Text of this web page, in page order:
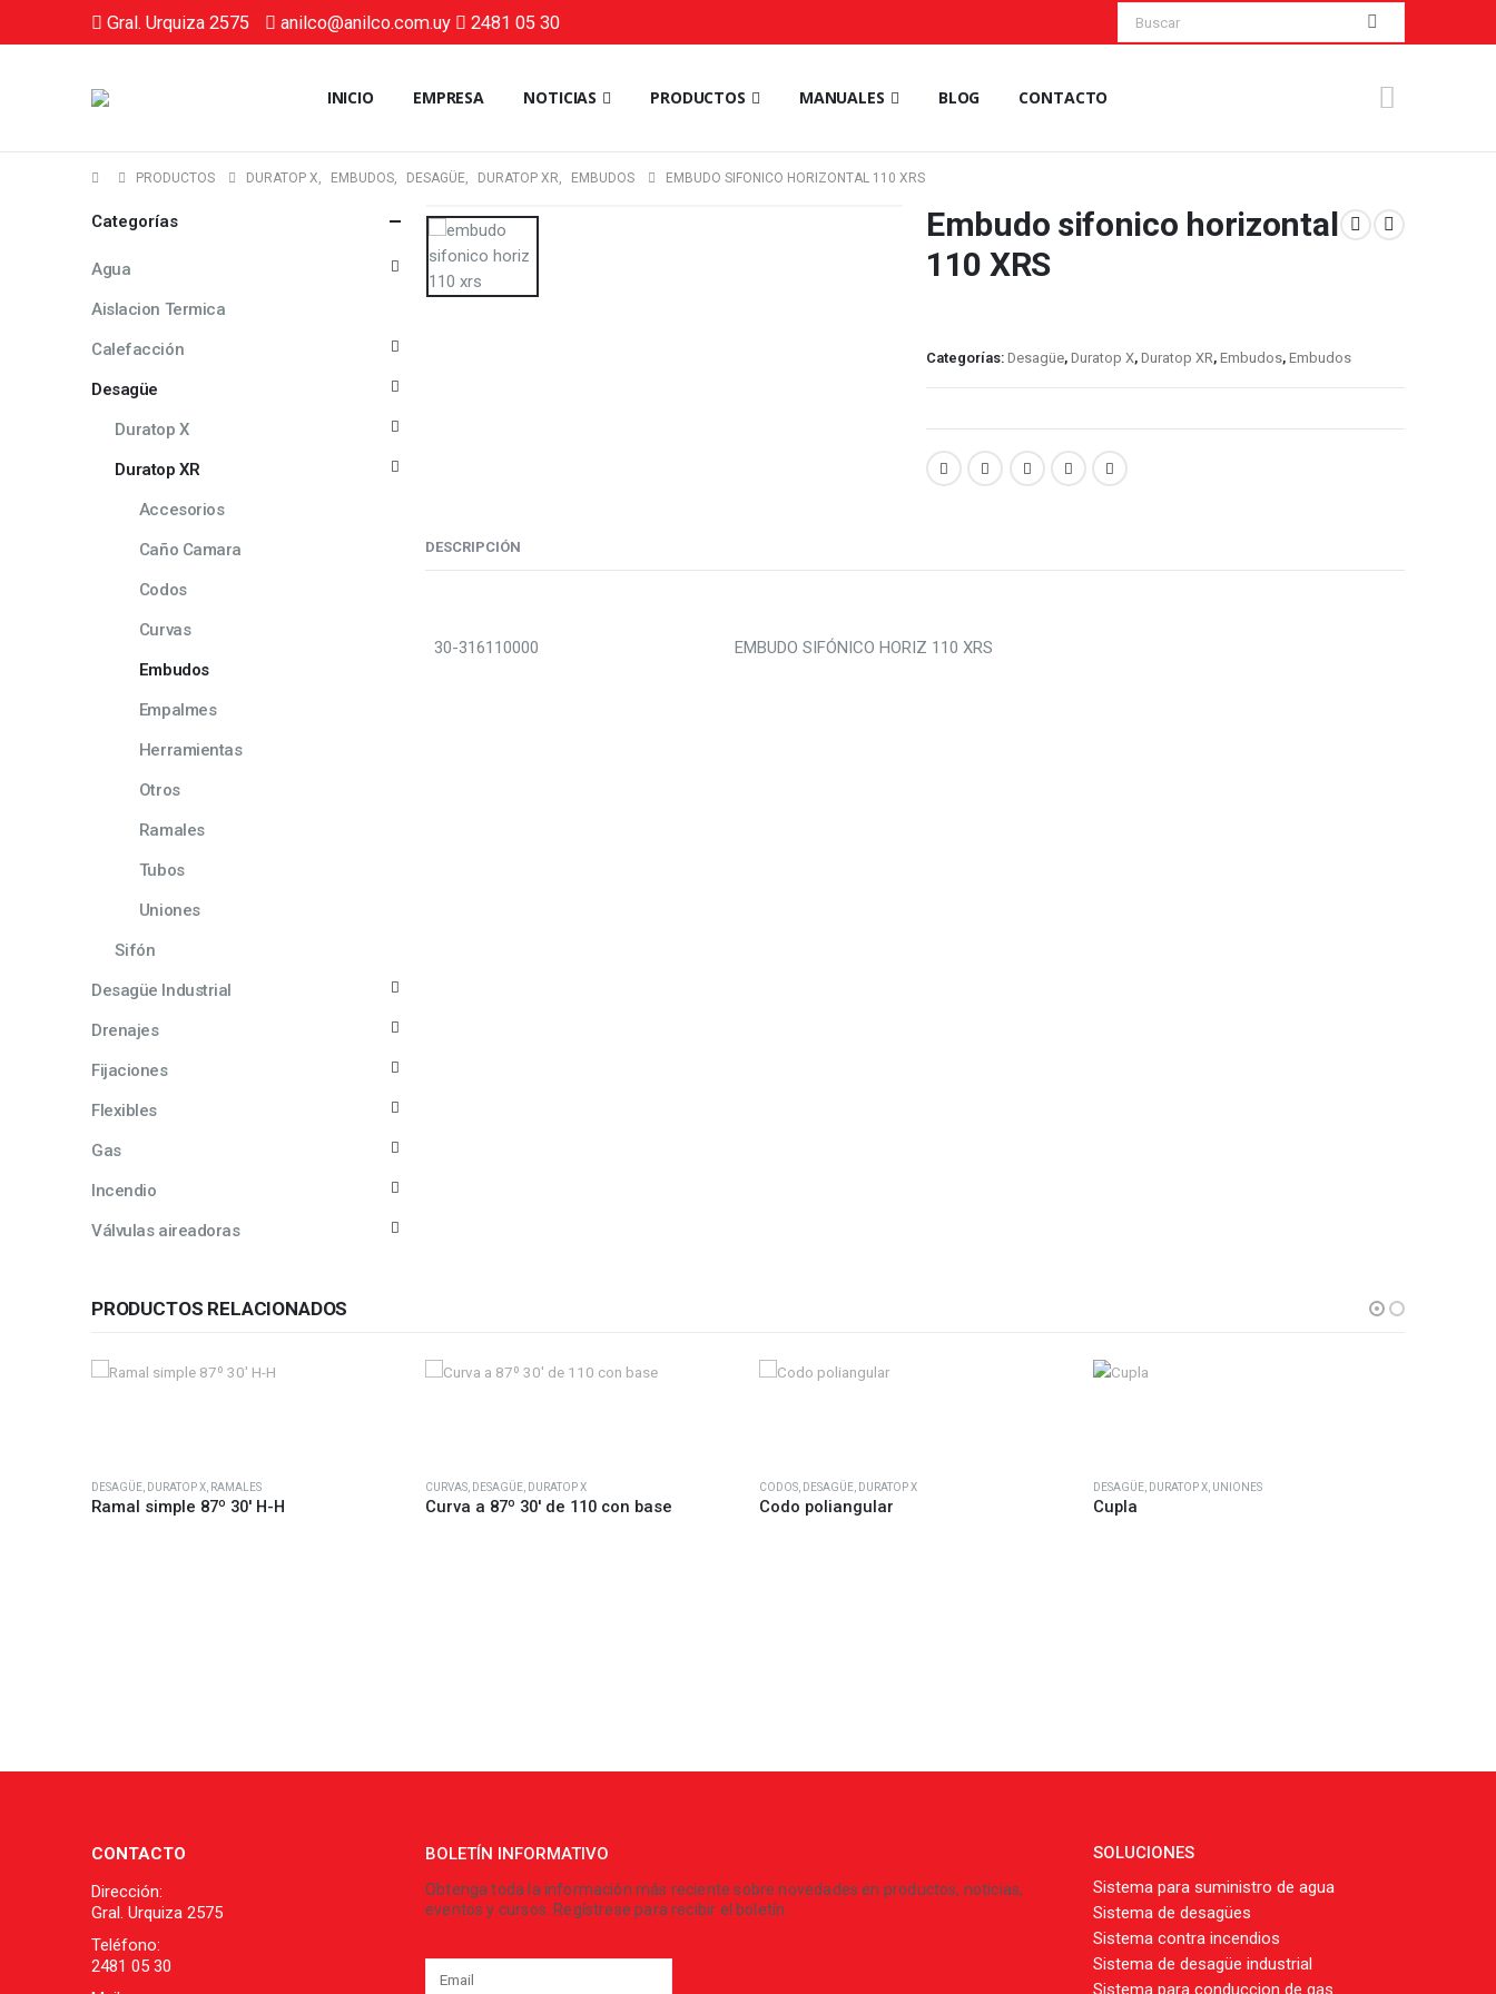
Gral. Urquiza 2575 anilco@anilco.com.uy 2481 05 30
INICIO EMPRESA NOTICIAS PRODUCTOS MANUALES BLOG CONTACTO
PRODUCTOS DURATOP X, EMBUDOS, DESAGÜE, DURATOP XR, EMBUDOS EMBUDO SIFONICO HORIZONTAL 110 XRS
Embudo sifonico horizontal
110 XRS
Categorías: Desagüe, Duratop X, Duratop XR, Embudos, Embudos
DESCRIPCIÓN
30-316110000 EMBUDO SIFÓNICO HORIZ 110 XRS
Categorías
Agua
Aislacion Termica
Calefacción
Desagüe
Duratop X
Duratop XR
Accesorios
Caño Camara
Codos
Curvas
Embudos
Empalmes
Herramientas
Otros
Ramales
Tubos
Uniones
Sifón
Desagüe Industrial
Drenajes
Fijaciones
Flexibles
Gas
Incendio
Válvulas aireadoras
PRODUCTOS RELACIONADOS
DESAGÜE DURATOP X RAMALES
Ramal simple 87º 30′ H-H
CURVAS DESAGÜE DURATOP X
Curva a 87º 30′ de 110 con base
CODOS DESAGÜE DURATOP X
Codo poliangular
Este producto tiene múltiples variantes. Las opciones se pueden elegir en la página de producto
DESAGÜE DURATOP X UNIONES
Cupla
CONTACTO
Dirección:
Gral. Urquiza 2575
Teléfono:
2481 05 30
BOLETÍN INFORMATIVO
Obtenga toda la información más reciente sobre novedades en productos, noticias,
eventos y cursos. Regístrese para recibir el boletín.
SOLUCIONES
Sistema para suministro de agua
Sistema de desagües
Sistema contra incendios
Sistema de desagüe industrial
Sistema para conduccion de gas